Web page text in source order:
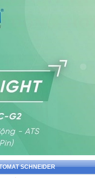
SCHNEIDER